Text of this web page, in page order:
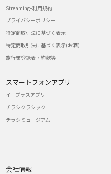
Streaming+利用規約
プライバシーポリシー
特定商取引法に基づく表示
特定商取引法に基づく表示(お酒)
旅行業登録表・約款等
スマートフォンアプリ
イープラスアプリ
チラシクラシック
チラシミュージアム
会社情報